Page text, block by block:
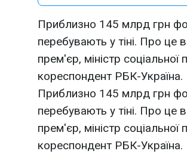
Приблизно 145 млрд грн
перебувають у тіні. Про це
прем'єр, міністр соціальної
кореспондент РБК-Україна.
Приблизно 145 млрд грн
перебувають у тіні. Про це
прем'єр, міністр соціальної
кореспондент РБК-Україна.